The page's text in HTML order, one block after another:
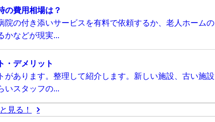
の費用相場は？
の付き添いサービスを有料で依頼するか、老人ホームの
かなどが現実...
・デメリット
あります。整理して紹介します。新しい施設、古い施設
いスタッフの...
見る！